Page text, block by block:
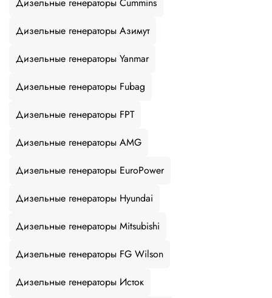
Дизельные генераторы Cummins
Дизельные генераторы Азимут
Дизельные генераторы Yanmar
Дизельные генераторы Fubag
Дизельные генераторы FPT
Дизельные генераторы AMG
Дизельные генераторы EuroPower
Дизельные генераторы Hyundai
Дизельные генераторы Mitsubishi
Дизельные генераторы FG Wilson
Дизельные генераторы Исток